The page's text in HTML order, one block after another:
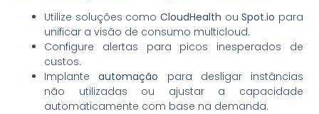
Utilize soluções como CloudHealth ouSpot.io para
unificar a visão de consumo multicloud.
Configure alertas para picos inesperados de
custos.
Implanteautomação para desligar instâncias
não utilizadas ou ajustar a capacidade
automaticamente com base na demanda.